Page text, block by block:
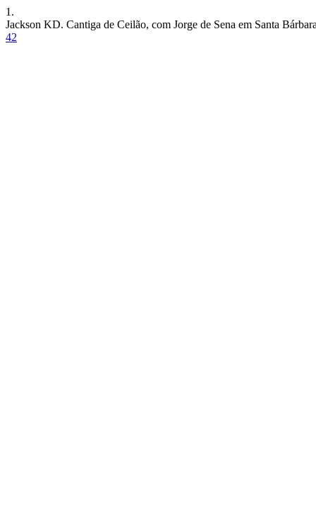
1.
Jackson KD. Cantiga de Ceilão, com Jorge de Sena em Santa
42